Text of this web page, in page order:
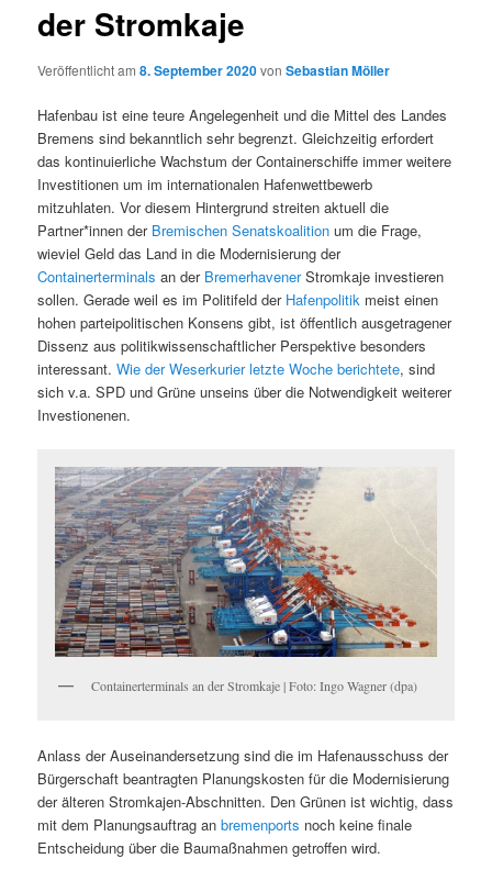
der Stromkaje
Veröffentlicht am8. September 2020vonSebastian Möller
Hafenbau ist eine teure Angelegenheit und die Mittel des Landes
Bremens sind bekanntlich sehr begrenzt. Gleichzeitig erfordert
das kontinuierliche Wachstum der Containerschiffe immer weitere
Investitionen um im internationalen Hafenwettbewerb
mitzuhlaten. Vor diesem Hintergrund streiten aktuell die
Partner*innen der Bremischen Senatskoalition um die Frage,
wieviel Geld das Land in die Modernisierung der
Containerterminals an der BremerhavenerStromkaje investieren
sollen. Gerade weil es im Politifeld der Hafenpolitik meist einen
hohen parteipolitischen Konsens gibt, ist öffentlich ausgetragener
Dissenz aus politikwissenschaftlicher Perspektive besonders
interessant.Wie der Weserkurier letzte Woche berichtete, sind
sich v.a. SPD und Grüne unseins über die Notwendigkeit weiterer
Investionenen.
Containerterminals an der Stromkaje | Foto: Ingo Wagner (dpa)
Anlass der Auseinandersetzung sind die im Hafenausschuss der
Bürgerschaft beantragten Planungskosten für die Modernisierung
der älteren Stromkajen-Abschnitten. Den Grünen ist wichtig, dass
mit dem Planungsauftrag anbremenports noch keine finale
Entscheidung über die Baumaßnahmen getroffen wird.